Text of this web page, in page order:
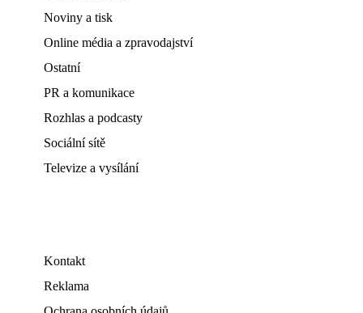
Noviny a tisk
Online média a zpravodajství
Ostatní
PR a komunikace
Rozhlas a podcasty
Sociální sítě
Televize a vysílání
Kontakt
Reklama